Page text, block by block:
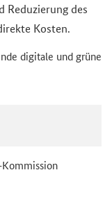
Re­du­zie­rung des
Kos­ten.
di­gi­ta­le und grüne